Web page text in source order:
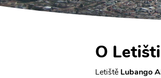
O
Letiště Lubango